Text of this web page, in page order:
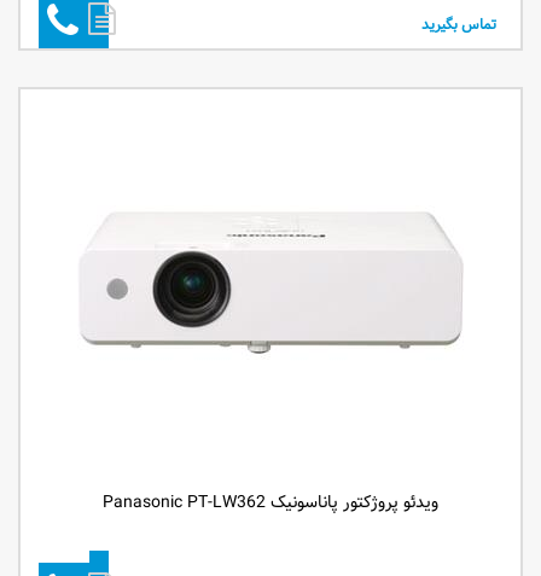
تماس بگیرید
ویدئو پروژکتور پاناسونیک Panasonic PT-LW362